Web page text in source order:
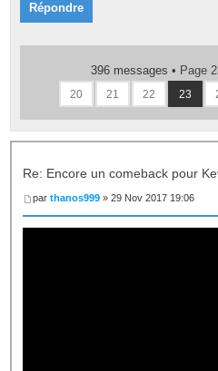
Répondre
396 messages • Page
20 21 22 23
Re: Encore un comeback pour
parthanos999 » 29 Nov 2017 19:06